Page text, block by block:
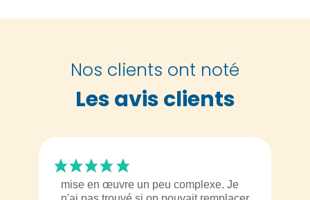
Nos clients ont noté
Les avis clients
mise en œuvre un peu complexe. Je